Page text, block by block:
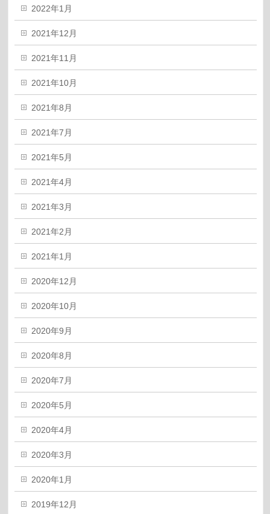
2022年1月
2021年12月
2021年11月
2021年10月
2021年8月
2021年7月
2021年5月
2021年4月
2021年3月
2021年2月
2021年1月
2020年12月
2020年10月
2020年9月
2020年8月
2020年7月
2020年5月
2020年4月
2020年3月
2020年1月
2019年12月